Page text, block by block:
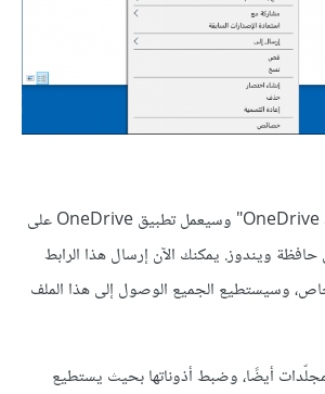
انقر على "مشاركة رابط OneDrive" وسيعمل تطبيق OneDrive على
ويندوز. يمكنك الآن إرسال هذا الرابط
وسيستطيع الجميع الوصول إلى هذا الملف
أيضًا، وضبط أذوناتها بحيث يستطيع